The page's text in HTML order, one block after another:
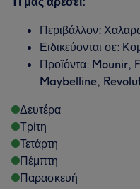
Περιβάλλον:
Ειδικεύονται σε:
Προϊόντα: Mounir,
Maybelline,
Δευτέρα
Τρίτη
Τετάρτη
Πέμπτη
Παρασκευή